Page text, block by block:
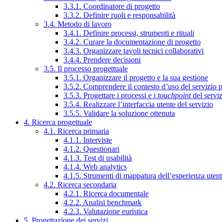
3.3.1. Coordinatore di progetto
3.3.2. Definire ruoli e responsabilità
3.4. Metodo di lavoro
3.4.1. Definire processi, strumenti e rituali
3.4.2. Curare la documentazione di progetto
3.4.3. Organizzare tavoli tecnici collaborativi
3.4.4. Prendere decisioni
3.5. Il processo progettuale
3.5.1. Organizzare il progetto e la sua gestione
3.5.2. Comprendere il contesto d’uso del servizio
3.5.3. Progettare i processi e i touchpointdel
3.5.4. Realizzare l’interfaccia utente del servizio
3.5.5. Validare la soluzione ottenuta
4. Ricerca progettuale
4.1. Ricerca primaria
4.1.1. Interviste
4.1.2. Questionari
4.1.3. Test di usabilità
4.1.4. Web analytics
4.1.5. Strumenti di mappatura dell’esperienza
4.2. Ricerca secondaria
4.2.1. Ricerca documentale
4.2.2. Analisi benchmark
4.2.3. Valutazione euristica
5. Progettazione dei servizi